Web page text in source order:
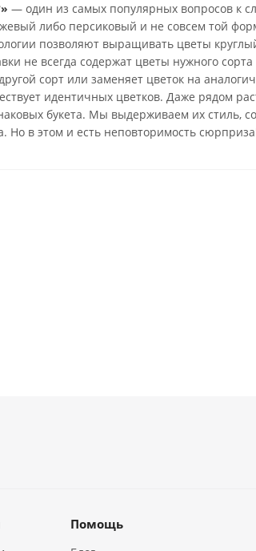
— один из самых популярных вопросов к
либо персиковый и не совсем той
позволяют выращивать цветы
не всегда содержат цветы нужного
сорт или заменяет цветок на
идентичных цветков. Даже рядом
букета. Мы выдерживаем их стиль,
Но в этом и есть неповторимость
Помощь